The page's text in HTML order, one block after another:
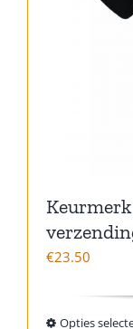
€23.50
Opties